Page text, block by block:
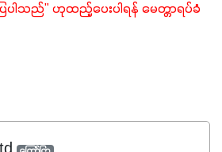
ပါသည်" ဟုထည့်ပေးပါရန် မေတ္တာရပ်ခံ